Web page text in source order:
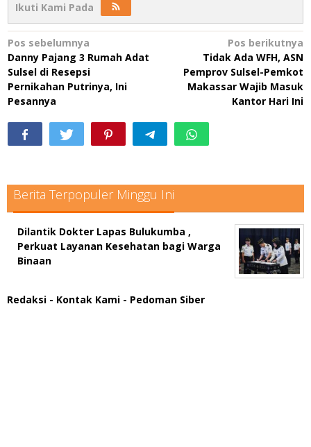
Ikuti Kami Pada
Navigasi
pos
Pos sebelumnya
Danny Pajang 3 Rumah Adat
Sulsel di Resepsi
Pernikahan Putrinya, Ini
Pesannya
Pos berikutnya
Tidak Ada WFH, ASN
Pemprov Sulsel-Pemkot
Makassar Wajib Masuk
Kantor Hari Ini
Berita Terpopuler Minggu Ini
Dilantik Dokter Lapas Bulukumba ,
Perkuat Layanan Kesehatan bagi Warga
Binaan
Redaksi - Kontak Kami - Pedoman Siber